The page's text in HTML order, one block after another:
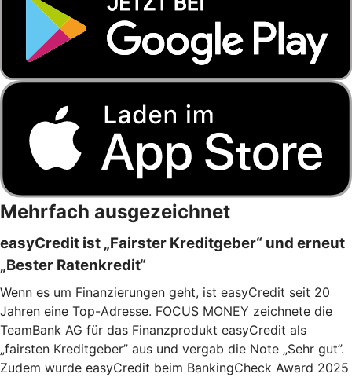
Mehrfach ausgezeichnet
easyCredit ist „Fairster Kreditgeber“ und erneut
„Bester Ratenkredit“
Wenn es um Finanzierungen geht, ist easyCredit seit 20
Jahren eine Top-Adresse. FOCUS MONEY zeichnete die
TeamBank AG für das Finanzprodukt easyCredit als
„fairsten Kreditgeber” aus und vergab die Note „Sehr gut”.
Zudem wurde easyCredit beim BankingCheck Award 2025